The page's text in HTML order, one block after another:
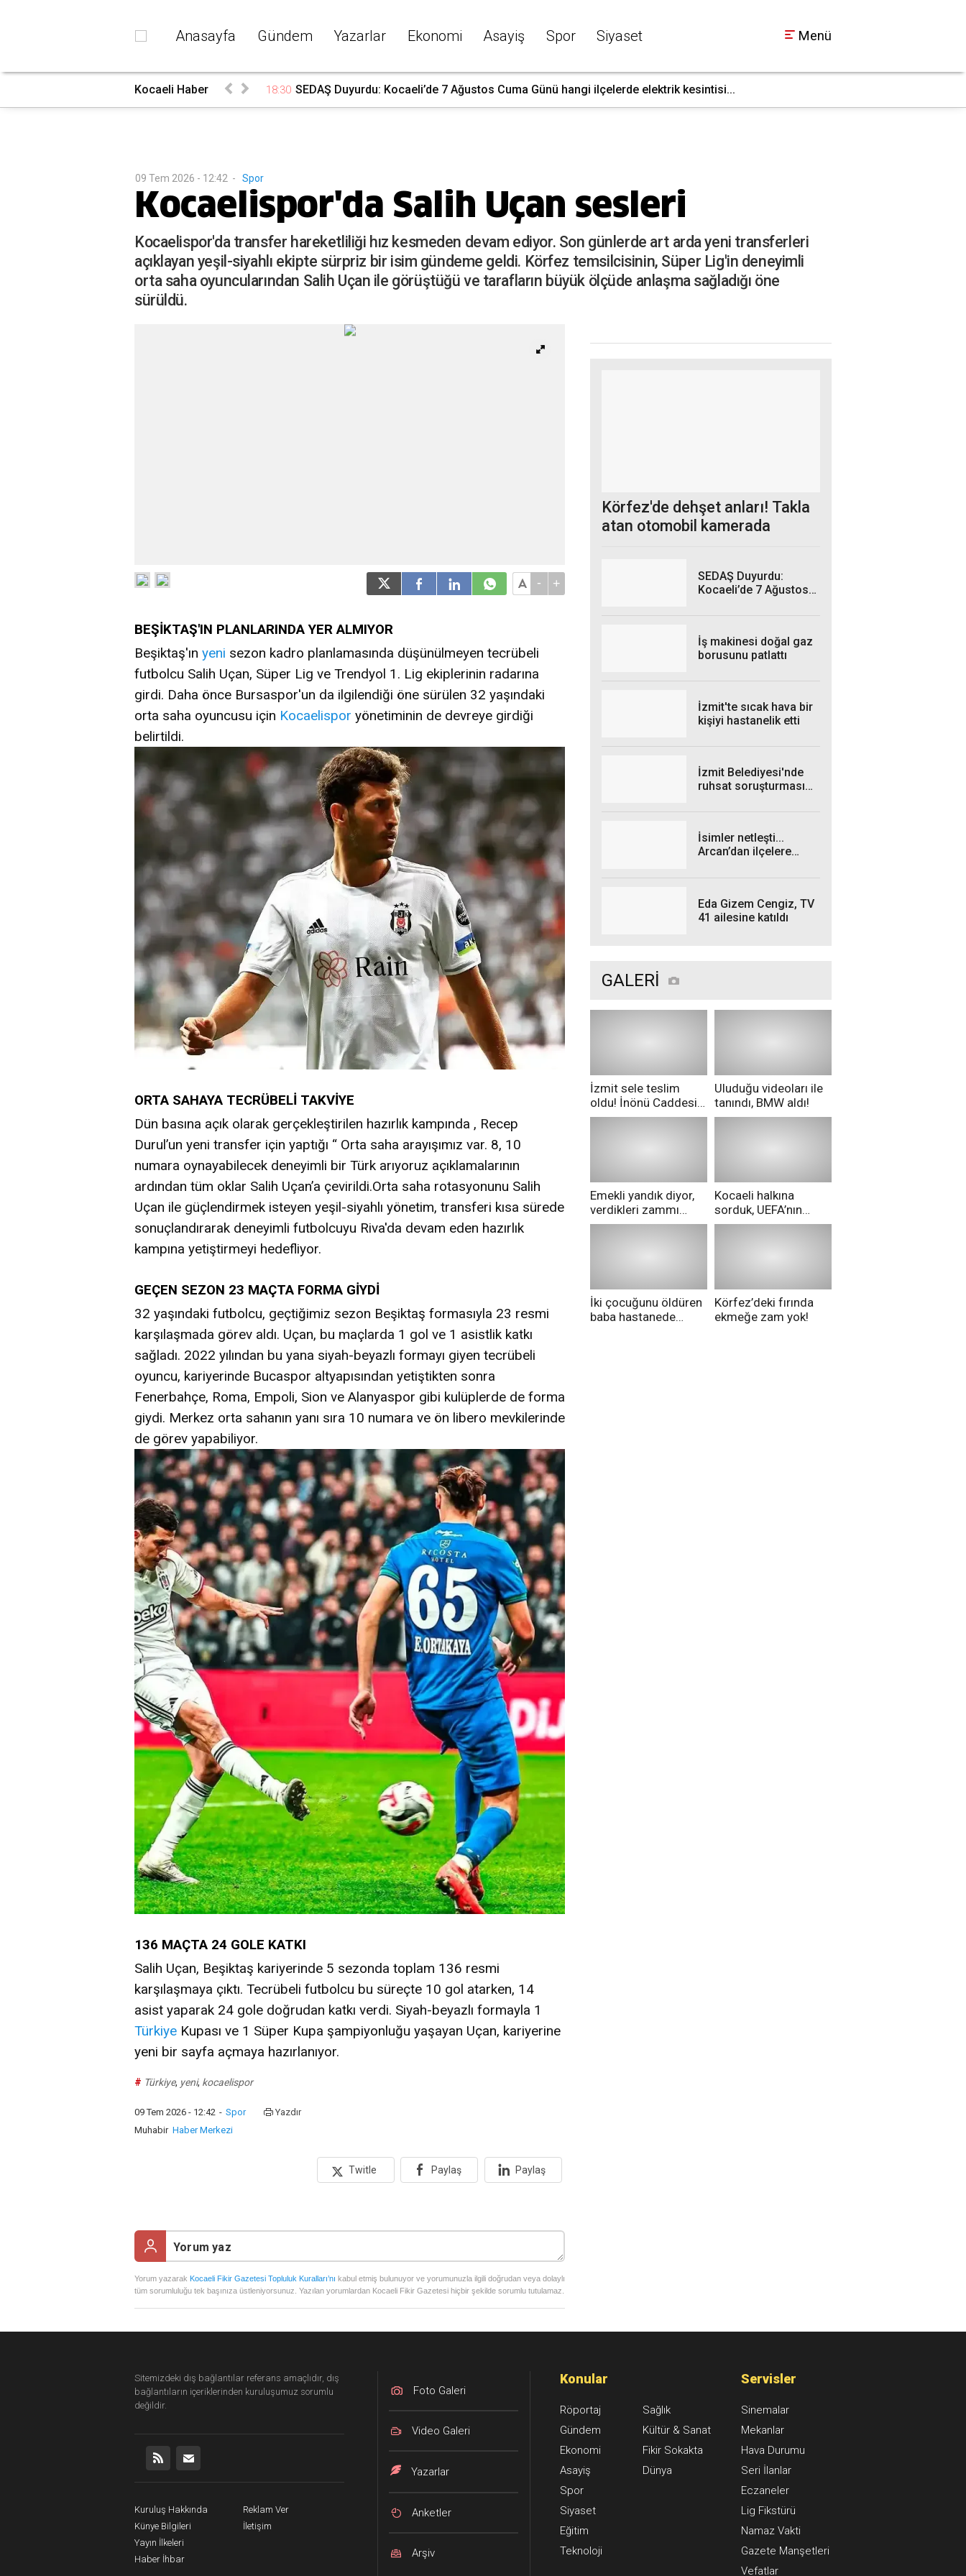
Anasayfa Gündem Yazarlar Ekonomi Asayiş Spor Siyaset Menü
Kocaeli Haber 18:30 SEDAŞ Duyurdu: Kocaeli’de 7 Ağustos Cuma Günü hangi ilçelerde elektrik kesintisi...
09 Tem 2026 - 12:42 - Spor
Kocaelispor'da Salih Uçan sesleri
Kocaelispor'da transfer hareketliliği hız kesmeden devam ediyor. Son günlerde art arda yeni transferleri
açıklayan yeşil-siyahlı ekipte sürpriz bir isim gündeme geldi. Körfez temsilcisinin, Süper Lig'in deneyimli
orta saha oyuncularından Salih Uçan ile görüştüğü ve tarafların büyük ölçüde anlaşma sağladığı öne
sürüldü.
- +
BEŞİKTAŞ'IN PLANLARINDA YER ALMIYOR
Beşiktaş'ın yeni sezon kadro planlamasında düşünülmeyen tecrübeli
futbolcu Salih Uçan, Süper Lig ve Trendyol 1. Lig ekiplerinin radarına
girdi. Daha önce Bursaspor'un da ilgilendiği öne sürülen 32 yaşındaki
orta saha oyuncusu için Kocaelispor yönetiminin de devreye girdiği
belirtildi.
ORTA SAHAYA TECRÜBELİ TAKVİYE
Dün basına açık olarak gerçekleştirilen hazırlık kampında , Recep
Durul’un yeni transfer için yaptığı “ Orta saha arayışımız var. 8, 10
numara oynayabilecek deneyimli bir Türk arıyoruz açıklamalarının
ardından tüm oklar Salih Uçan’a çevirildi.Orta saha rotasyonunu Salih
Uçan ile güçlendirmek isteyen yeşil-siyahlı yönetim, transferi kısa sürede
sonuçlandırarak deneyimli futbolcuyu Riva'da devam eden hazırlık
kampına yetiştirmeyi hedefliyor.
GEÇEN SEZON 23 MAÇTA FORMA GİYDİ
32 yaşındaki futbolcu, geçtiğimiz sezon Beşiktaş formasıyla 23 resmi
karşılaşmada görev aldı. Uçan, bu maçlarda 1 gol ve 1 asistlik katkı
sağladı. 2022 yılından bu yana siyah-beyazlı formayı giyen tecrübeli
oyuncu, kariyerinde Bucaspor altyapısından yetiştikten sonra
Fenerbahçe, Roma, Empoli, Sion ve Alanyaspor gibi kulüplerde de forma
giydi. Merkez orta sahanın yanı sıra 10 numara ve ön libero mevkilerinde
de görev yapabiliyor.
136 MAÇTA 24 GOLE KATKI
Salih Uçan, Beşiktaş kariyerinde 5 sezonda toplam 136 resmi
karşılaşmaya çıktı. Tecrübeli futbolcu bu süreçte 10 gol atarken, 14
asist yaparak 24 gole doğrudan katkı verdi. Siyah-beyazlı formayla 1
Türkiye Kupası ve 1 Süper Kupa şampiyonluğu yaşayan Uçan, kariyerine
yeni bir sayfa açmaya hazırlanıyor.
# Türkiye, yeni, kocaelispor
09 Tem 2026 - 12:42 - Spor
Yazdır
Muhabir Haber Merkezi
Twitle Paylaş Paylaş
Yorum yazarak Kocaeli Fikir Gazetesi Topluluk Kuralları’nı kabul etmiş bulunuyor ve yorumunuzla ilgili doğrudan veya dolaylı
tüm sorumluluğu tek başınıza üstleniyorsunuz. Yazılan yorumlardan Kocaeli Fikir Gazetesi hiçbir şekilde sorumlu tutulamaz.
Körfez'de dehşet anları! Takla
atan otomobil kamerada
SEDAŞ Duyurdu:
Kocaeli’de 7 Ağustos
İş makinesi doğal gaz
borusunu patlattı
İzmit'te sıcak hava bir
kişiyi hastanelik etti
İzmit Belediyesi'nde
ruhsat soruşturması
İsimler netleşti...
Arcan’dan ilçelere
Eda Gizem Cengiz, TV
41 ailesine katıldı
GALERİ
İzmit sele teslim
oldu! İnönü Caddesi
göle döndü!
Uluduğu videoları ile
tanındı, BMW aldı!
Emekli yandık diyor,
verdikleri zammı
pazarda geri aldılar!
Kocaeli halkına
sorduk, UEFA’nın
Merih Demiral kararı
İki çocuğunu öldüren
baba hastanede
Körfez’deki fırında
ekmeğe zam yok!
Sitemizdeki dış bağlantılar referans amaçlıdır, dış
bağlantıların içeriklerinden kuruluşumuz sorumlu
değildir.
Kuruluş Hakkında
Künye Bilgileri
Yayın İlkeleri
Haber İhbar
Reklam Ver
İletişim
Foto Galeri
Video Galeri
Yazarlar
Anketler
Arşiv
Konular
Röportaj
Gündem
Ekonomi
Asayiş
Spor
Siyaset
Eğitim
Teknoloji
Sağlık
Kültür & Sanat
Fikir Sokakta
Dünya
Servisler
Sinemalar
Mekanlar
Hava Durumu
Seri İlanlar
Eczaneler
Lig Fikstürü
Namaz Vakti
Gazete Manşetleri
Vefatlar